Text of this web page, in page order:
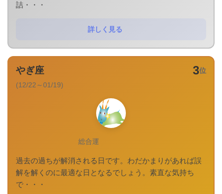
詰・・・
詳しく見る
3位
やぎ座
(12/22～01/19)
総合運
過去の過ちが解消される日です。わだかまりがあれば誤
解を解くのに最適な日となるでしょう。素直な気持ち
で・・・